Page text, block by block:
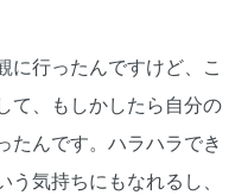
に行ったんですけど、こ
て、もしかしたら自分の
たんです。ハラハラでき
気持ちにもなれるし、